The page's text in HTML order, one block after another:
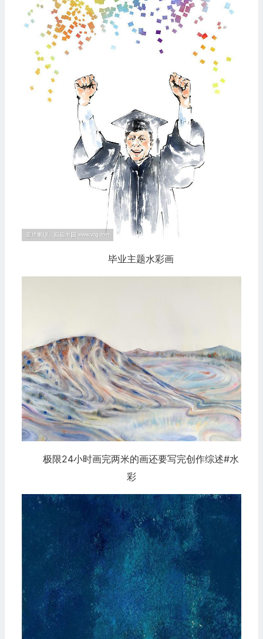
毕业主题水彩画
极限24小时画完两米的画还要写完创作综述#水
彩